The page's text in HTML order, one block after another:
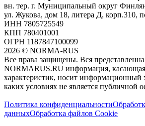
вн. тер. г. Муниципальный округ
ул. Жукова, дом 18, литера Д,
ИНН 7805725549
КПП 780401001
ОГРН 1187847100099
2026 © NORMA-RUS
Все права защищены. Вся
NORMARUS.RU информация,
характеристик, носит информационный
каких условиях не является публичной
Политика конфиденциальности
данныхОбработка файлов Cookie